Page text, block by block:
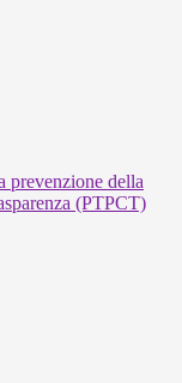
prevenzione della
(PTPCT)